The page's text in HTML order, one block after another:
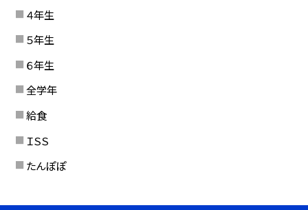
４年生
５年生
６年生
全学年
給食
ＩＳＳ
たんぽぽ